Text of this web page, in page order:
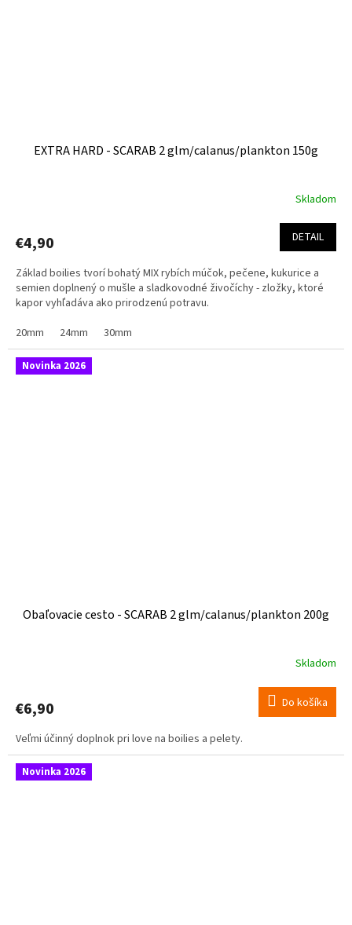
EXTRA HARD - SCARAB 2 glm/calanus/plankton 150g
Skladom
€4,90 DETAIL
Základ boilies tvorí bohatý MIX rybích múčok, pečene, kukurice a
semien doplnený o mušle a sladkovodné živočíchy - zložky, ktoré
kapor vyhľadáva ako prirodzenú potravu.
20mm
24mm 30mm
Novinka 2026
Obaľovacie cesto - SCARAB 2 glm/calanus/plankton 200g
Skladom
€6,90 Do košíka
Veľmi účinný doplnok pri love na boilies a pelety.
Novinka 2026